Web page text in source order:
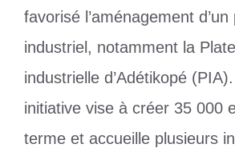
favorisé l’aménagement
industriel, notamment la
industrielle d’Adétikopé
initiative vise à créer 35 000
terme et accueille plusieurs